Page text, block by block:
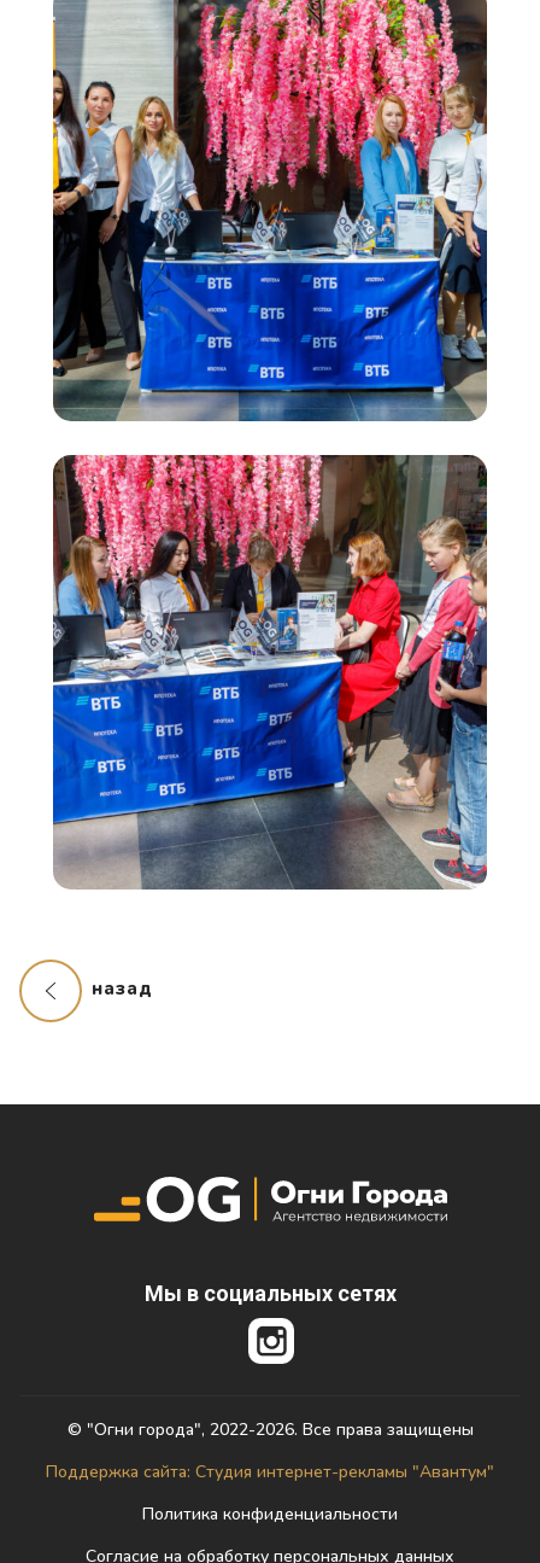
назад
Мы в социальных сетях
© "Огни города", 2022-2026. Все права защищены
Поддержка сайта: Студия интернет-рекламы "Авантум"
Политика конфиденциальности
Согласие на обработку персональных данных